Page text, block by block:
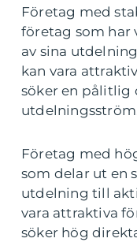
Företag med
företag som har
av sina
kan vara
söker en pålitlig
Företag med
som delar ut en
utdelning till
vara attraktiva
söker hög